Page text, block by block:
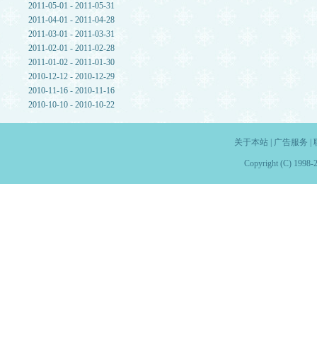
2011-05-01 - 2011-05-31
2011-04-01 - 2011-04-28
2011-03-01 - 2011-03-31
2011-02-01 - 2011-02-28
2011-01-02 - 2011-01-30
2010-12-12 - 2010-12-29
2010-11-16 - 2010-11-16
2010-10-10 - 2010-10-22
关于本站| 广告服务
Copyright (C) 1998-